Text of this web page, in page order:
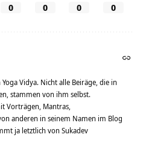
0 0 0 0
Vidya. Nicht alle Beiräge, die in
stammen von ihm selbst.
Vorträgen, Mantras,
anderen in seinem Namen im Blog
ja letztlich von Sukadev